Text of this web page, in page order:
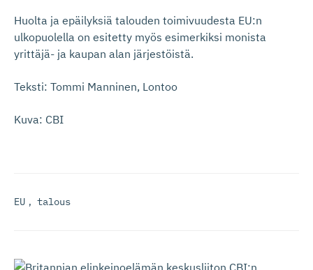
Huolta ja epäilyksiä talouden toimivuudesta EU:n
ulkopuolella on esitetty myös esimerkiksi monista
yrittäjä- ja kaupan alan järjestöistä.
Teksti: Tommi Manninen, Lontoo
Kuva: CBI
EU , talous